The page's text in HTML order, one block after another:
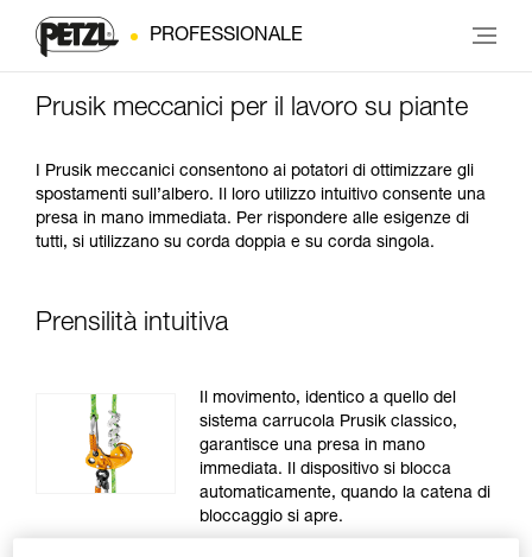
PROFESSIONALE
Prusik meccanici per il lavoro su piante
I Prusik meccanici consentono ai potatori di ottimizzare gli
spostamenti sull’albero. Il loro utilizzo intuitivo consente una
presa in mano immediata. Per rispondere alle esigenze di
tutti, si utilizzano su corda doppia e su corda singola.
Prensilità intuitiva
Il movimento, identico a quello del
sistema carrucola Prusik classico,
garantisce una presa in mano
immediata. Il dispositivo si blocca
automaticamente, quando la catena di
bloccaggio si apre.